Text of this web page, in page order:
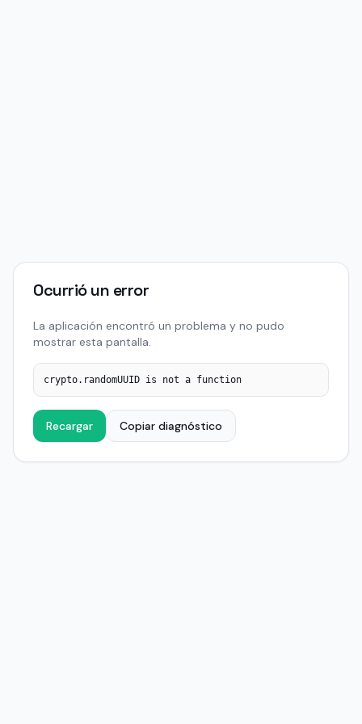
Ocurrió un error
La aplicación encontró un problema y no pudo
mostrar esta pantalla.
crypto.randomUUID is not a function
Recargar Copiar diagnóstico